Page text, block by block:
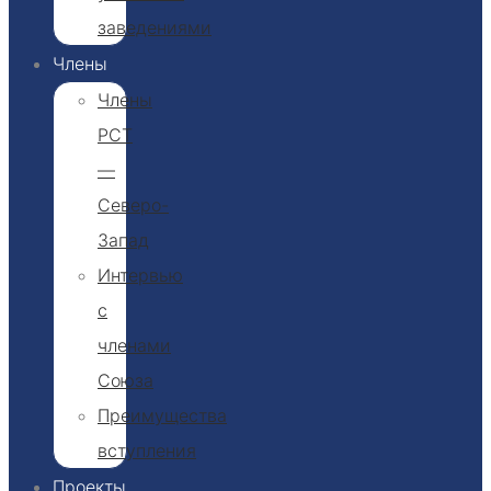
заведениями
Члены
Члены
РСТ
—
Северо-
Запад
Интервью
с
членами
Союза
Преимущества
вступления
Проекты